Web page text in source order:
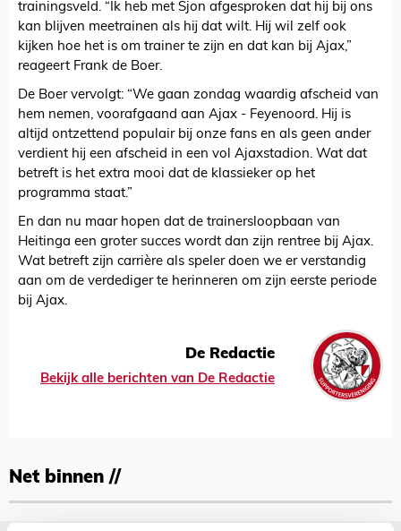
trainingsveld. “Ik heb met Sjon afgesproken dat hij bij ons
kan blijven meetrainen als hij dat wilt. Hij wil zelf ook
kijken hoe het is om trainer te zijn en dat kan bij Ajax,”
reageert Frank de Boer.
De Boer vervolgt: “We gaan zondag waardig afscheid van
hem nemen, voorafgaand aan Ajax - Feyenoord. Hij is
altijd ontzettend populair bij onze fans en als geen ander
verdient hij een afscheid in een vol Ajaxstadion. Wat dat
betreft is het extra mooi dat de klassieker op het
programma staat.”
En dan nu maar hopen dat de trainersloopbaan van
Heitinga een groter succes wordt dan zijn rentree bij Ajax.
Wat betreft zijn carrière als speler doen we er verstandig
aan om de verdediger te herinneren om zijn eerste periode
bij Ajax.
De Redactie
Bekijk alle berichten van De Redactie
Net binnen //